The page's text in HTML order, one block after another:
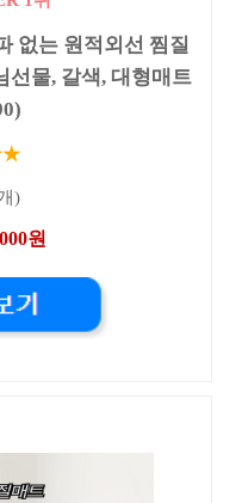
없는 원적외선 찜질
선물, 갈색, 대형매트
)
원